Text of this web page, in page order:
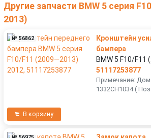
Другие запчасти BMW 5 серия
2013)
№ 56862
Кронштейн
бампера
BMW 5 F10/
51117253877
Примечание:
1332CH1034 ( Поз
В корзину